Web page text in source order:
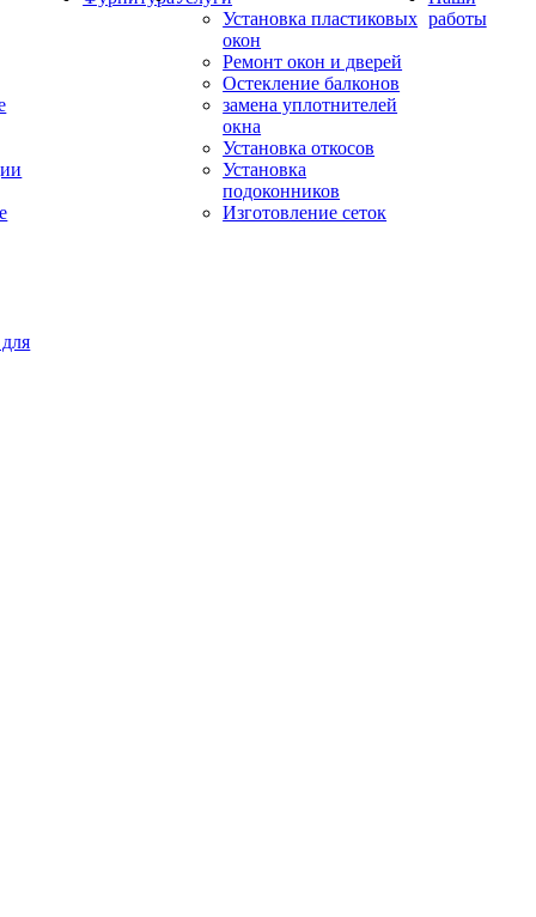
Установка пластиковых
окон
Ремонт окон и дверей
Остекление балконов
замена уплотнителей
окна
Установка откосов
Установка
подоконников
Изготовление сеток
работы